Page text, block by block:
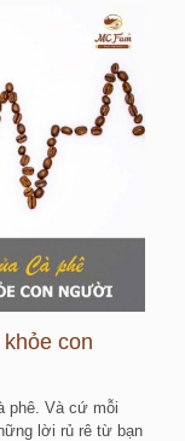
con
phê. Và cứ mỗi
lời rủ rê từ bạn